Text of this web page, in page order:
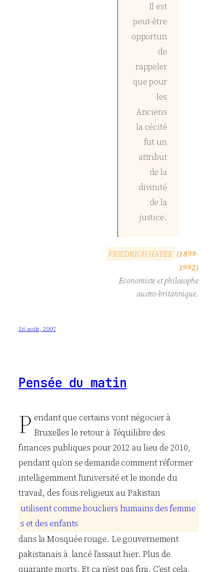
Il est
peut-être
opportun
de
rappeler
que pour
les
Anciens
la cécité
fut un
attribut
de la
divinité
de la
justice.
FRIEDRICHHAYEK (1899-
1992)
Economiste et philosophe
austro-britannique.
26 août, 2007
Pensée du matin
P endant que certains vont négocier à
Bruxelles le retour à l’équilibre des
finances publiques pour 2012 au lieu de 2010,
pendant qu’on se demande comment réformer
intelligemment l’université et le monde du
travail, des fous religieux au Pakistan
utilisentcommeboucliers humains desfemme
s et des enfants
dans la Mosquée rouge. Le gouvernement
pakistanais à lancé l’assaut hier. Plus de
quarante morts. Et ça n’est pas fini. C’est cela,